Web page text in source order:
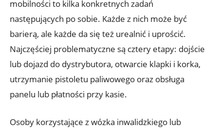
mobilności to kilka konkretnych zadań
następujących po sobie. Każde z nich może być
barierą, ale każde da się też urealnić i uprościć.
Najczęściej problematyczne są cztery etapy: dojście
lub dojazd do dystrybutora, otwarcie klapki i korka,
utrzymanie pistoletu paliwowego oraz obsługa
panelu lub płatności przy kasie.
Osoby korzystające z wózka inwalidzkiego lub